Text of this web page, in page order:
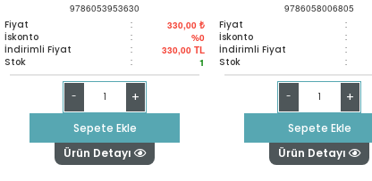
Kentsel Dönüşüm
9786053953630
Fiyat : 330,00 ₺
İskonto : %0
İndirimli Fiyat : 330,00 TL
Stok : 1
- +
Sepete Ekle
Ürün Detayı
9786058006805
Fiyat :
İskonto :
İndirimli Fiyat :
Stok :
- +
Sepete Ekle
Ürün Detayı